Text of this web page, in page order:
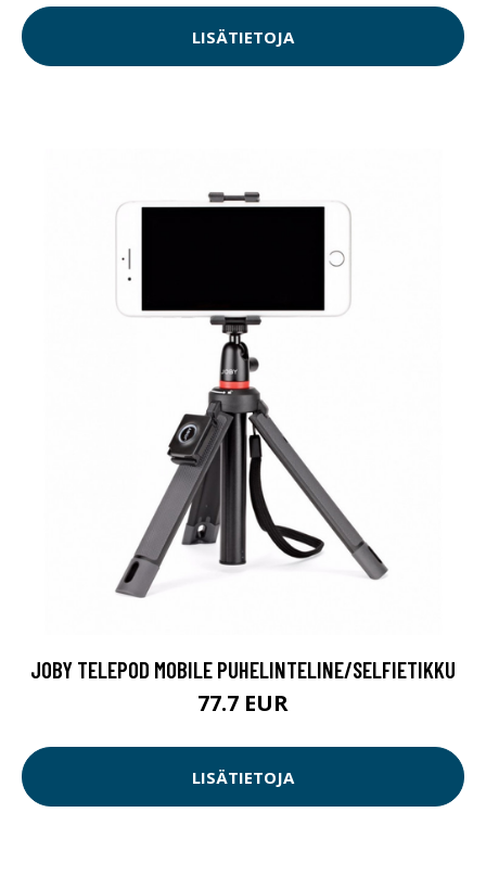
LISÄTIETOJA
JOBY TELEPOD MOBILE PUHELINTELINE/SELFIETIKKU
77.7 EUR
LISÄTIETOJA